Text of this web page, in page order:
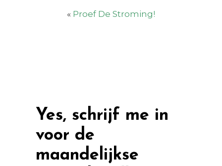
« Proef De Stroming!
Yes, schrijf me in
voor de
maandelijkse